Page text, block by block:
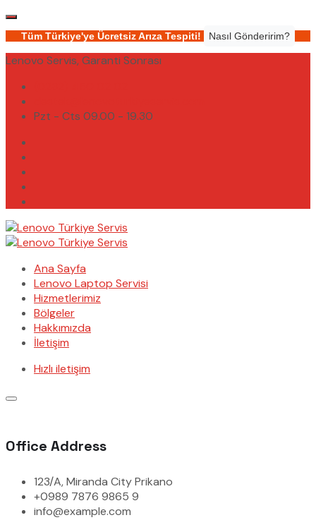
Tüm Türkiye'ye Ücretsiz Arıza Tespiti! Nasıl Gönderirim?
Lenovo Servis, Garanti Sonrası
Pzt - Cts 09.00 - 19.30
Ana Sayfa
Lenovo Laptop Servisi
Hizmetlerimiz
Bölgeler
Hakkımızda
İletişim
Hızlı iletişim
Office Address
123/A, Miranda City Prikano
+0989 7876 9865 9
info@example.com